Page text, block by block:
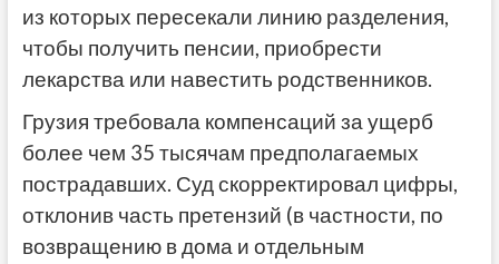
из которых пересекали линию разделения,
чтобы получить пенсии, приобрести
лекарства или навестить родственников.
Грузия требовала компенсаций за ущерб
более чем 35 тысячам предполагаемых
пострадавших. Суд скорректировал цифры,
отклонив часть претензий (в частности, по
возвращению в дома и отдельным